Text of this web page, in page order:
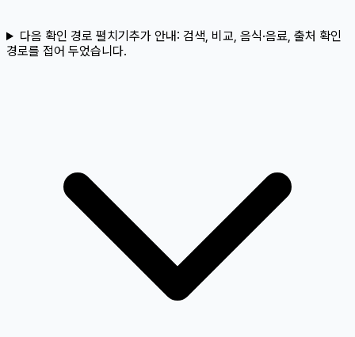
다음 확인 경로 펼치기추가 안내: 검색, 비교, 음식·음료, 출처 확인
경로를 접어 두었습니다.